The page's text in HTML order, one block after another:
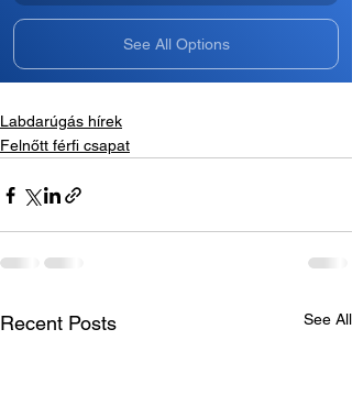
See All Options
Labdarúgás hírek
Felnőtt férfi csapat
Recent Posts See All